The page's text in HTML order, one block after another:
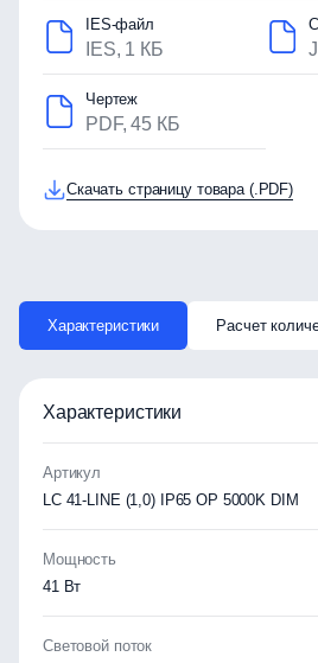
IES-файл
IES, 1 КБ
Чертеж
PDF, 45 КБ
Скачать страницу товара (.PDF)
Характеристики Расчет
Характеристики
Артикул
LC 41-LINE (1,0) IP65 OP 5000K DIM
Мощность
41 Вт
Световой поток